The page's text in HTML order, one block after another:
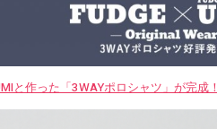
と作った「3WAYポロシャツ」が完成！